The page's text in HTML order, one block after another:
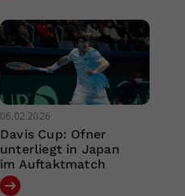
06.02.2026
Davis Cup: Ofner
unterliegt in Japan
im Auftaktmatch